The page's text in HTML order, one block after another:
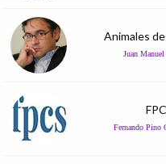
Animales
Juan Manuel
Fernando Pino